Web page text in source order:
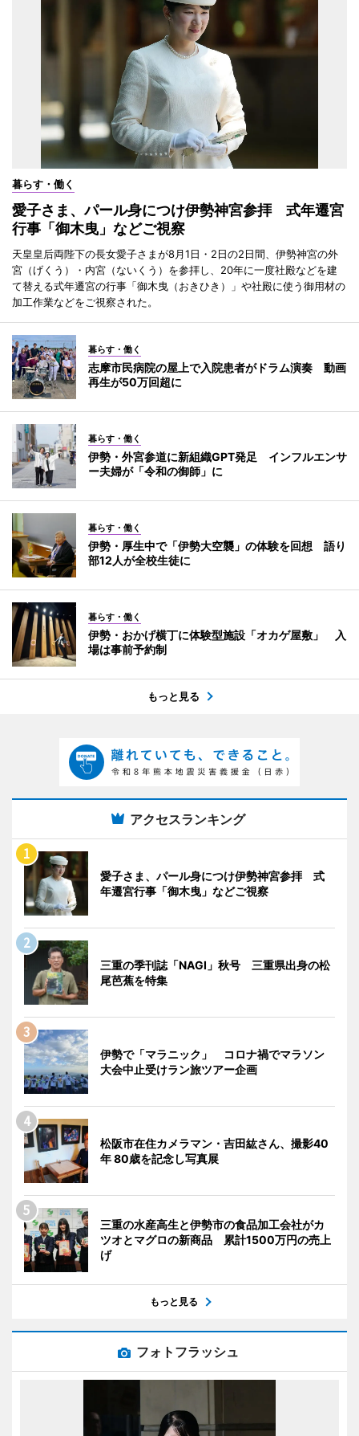
暮らす・働く
愛子さま、パール身につけ伊勢神宮参拝 式年遷宮
行事「御木曳」などご視察
天皇皇后両陛下の長女愛子さまが8月1日・2日の2日間、伊勢神宮の外
宮（げくう）・内宮（ないくう）を参拝し、20年に一度社殿などを建
て替える式年遷宮の行事「御木曳（おきひき）」や社殿に使う御用材の
加工作業などをご視察された。
暮らす・働く
志摩市民病院の屋上で入院患者がドラム演奏 動画
再生が50万回超に
暮らす・働く
伊勢・外宮参道に新組織GPT発足 インフルエンサ
ー夫婦が「令和の御師」に
暮らす・働く
伊勢・厚生中で「伊勢大空襲」の体験を回想 語り
部12人が全校生徒に
暮らす・働く
伊勢・おかげ横丁に体験型施設「オカゲ屋敷」 入
場は事前予約制
もっと見る
アクセスランキング
愛子さま、パール身につけ伊勢神宮参拝 式
年遷宮行事「御木曳」などご視察
三重の季刊誌「NAGI」秋号 三重県出身の松
尾芭蕉を特集
伊勢で「マラニック」 コロナ禍でマラソン
大会中止受けラン旅ツアー企画
松阪市在住カメラマン・吉田紘さん、撮影40
年 80歳を記念し写真展
三重の水産高生と伊勢市の食品加工会社がカ
ツオとマグロの新商品 累計1500万円の売上
げ
もっと見る
フォトフラッシュ